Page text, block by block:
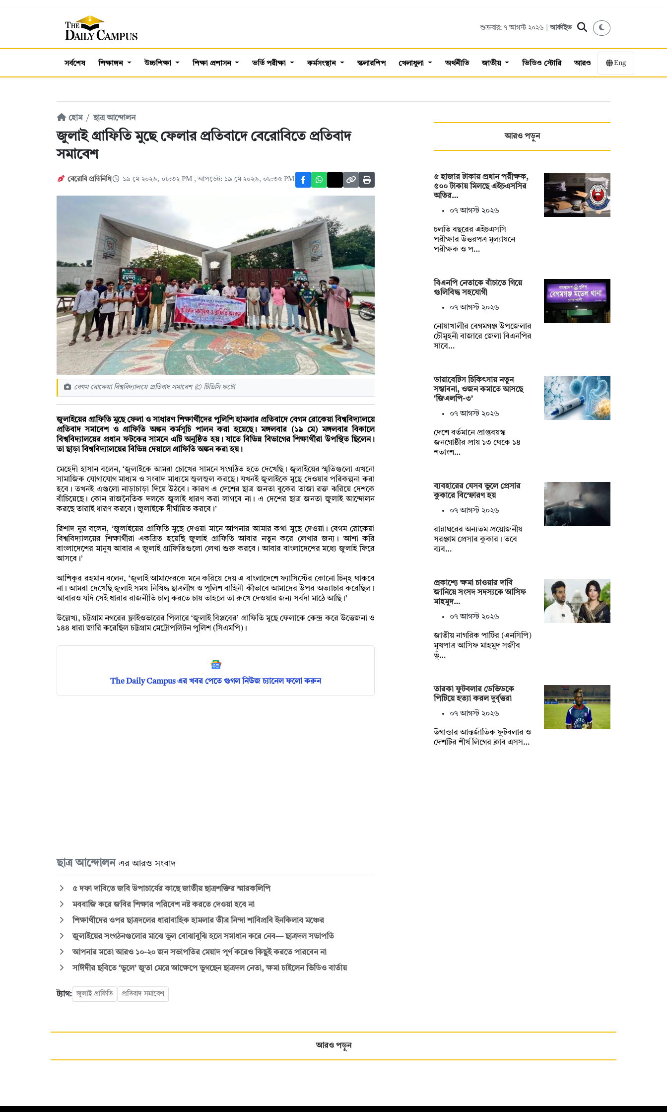
শুক্রবার; ৭ আগস্ট ২০২৬ |আর্কাইভ
সর্বশেষ শিক্ষাঙ্গন উচ্চশিক্ষা শিক্ষা প্রশাসন ভর্তি পরীক্ষা কর্মসংস্থান স্কলারশিপ খেলাধুলা অর্থনীতি জাতীয় ভিডিও স্টোরি আরও Eng
হোম ছাত্র আন্দোলন
জুলাই গ্রাফিতি মুছে ফেলার প্রতিবাদে বেরোবিতে প্রতিবাদ
সমাবেশ
বেরোবি প্রতিনিধি ১৯ মে ২০২৬, ০৮:৩২ PM , আপডেট: ১৯ মে ২০২৬, ০৮:৩৫ PM
বেগম রোকেয়া বিশ্ববিদ্যালয়ে প্রতিবাদ সমাবেশ © টিডিসি ফটো
জুলাইয়ের গ্রাফিতি মুছে ফেলা ও সাধারণ শিক্ষার্থীদের পুলিশি হামলার প্রতিবাদে বেগম রোকেয়া বিশ্ববিদ্যালয়ে
প্রতিবাদ সমাবেশ ও গ্রাফিতি অঙ্কন কর্মসূচি পালন করা হয়েছে। মঙ্গলবার‎ (১৯ মে) মঙ্গলবার বিকালে
বিশ্ববিদ্যালয়ের প্রধান ফটকের সামনে এটি অনুষ্ঠিত হয়। যাতে বিভিন্ন বিভাগের শিক্ষার্থীরা উপস্থিত ছিলেন।
তা ছাড়া বিশ্ববিদ্যালয়ের বিভিন্ন দেয়ালে গ্রাফিতি অঙ্কন করা হয়।
‎মেহেদী হাসান বলেন, ‘জুলাইকে আমরা চোখের সামনে সংগঠিত হতে দেখেছি। জুলাইয়ের স্মৃতিগুলো এখনো
সামাজিক যোগাযোগ মাধ্যম ও সংবাদ মাধ্যমে জ্বলজ্বল করছে। যখনই জুলাইকে মুছে দেওয়ার পরিকল্পনা করা
হবে। তখনই এগুলো নাড়াচাড়া দিয়ে উঠবে। কারণ এ দেশের ছাত্র জনতা বুকের তাজা রক্ত ঝরিয়ে দেশকে
বাঁচিয়েছে। কোন রাজনৈতিক দলকে জুলাই ধারণ করা লাগবে না। এ দেশের ছাত্র জনতা জুলাই আন্দোলন
করছে তারাই ধারণ করবে। জুলাইকে দীর্ঘায়িত করবে।’
‎রিশাদ নুর বলেন, ‘জুলাইয়ের গ্রাফিতি মুছে দেওয়া মানে আপনার আমার কথা মুছে দেওয়া। বেগম রোকেয়া
বিশ্ববিদ্যালয়ের শিক্ষার্থীরা একত্রিত হয়েছি জুলাই গ্রাফিতি আবার নতুন করে লেখার জন্য। আশা করি
বাংলাদেশের মানুষ আবার এ জুলাই গ্রাফিতিগুলো লেখা শুরু করবে। আবার বাংলাদেশের মধ্যে জুলাই ফিরে
আসবে।’
‎আশিকুর রহমান বলেন, ‘জুলাই আমাদেরকে মনে করিয়ে দেয় এ বাংলাদেশে ফ্যাসিস্টের কোনো চিন্হ থাকবে
না। আমরা দেখেছি জুলাই সময় নিষিদ্ধ ছাত্রলীগ ও পুলিশ বাহিনী কীভাবে আমাদের উপর অত্যাচার করেছিল।
আবারও যদি সেই ধারার রাজনীতি চালু করতে চায় তাহলে তা রুখে দেওয়ার জন্য সর্বদা মাঠে আছি।’
‎উল্লেখ্য, চট্টগ্রাম নগরের ফ্লাইওভারের পিলারে ‘জুলাই বিপ্লবের’ গ্রাফিতি মুছে ফেলাকে কেন্দ্র করে উত্তেজনা ও
১৪৪ ধারা জারি করেছিল চট্টগ্রাম মেট্রোপলিটন পুলিশ (সিএমপি)।
The Daily Campus এর খবর পেতে গুগল নিউজ চ্যানেল ফলো করুন
ছাত্র আন্দোলন এর আরও সংবাদ
৫ দফা দাবিতে জবি উপাচার্যের কাছে জাতীয় ছাত্রশক্তির স্মারকলিপি
মববাজি করে জবির শিক্ষার পরিবেশ নষ্ট করতে দেওয়া হবে না
শিক্ষার্থীদের ওপর ছাত্রদলের ধারাবাহিক হামলার তীব্র নিন্দা শাবিপ্রবি ইনকিলাব মঞ্চের
জুলাইয়ের সংগঠনগুলোর মাঝে ভুল বোঝাবুঝি হলে সমাধান করে নেব— ছাত্রদল সভাপতি
আপনার মতো আরও ১০-২০ জন সভাপতির মেয়াদ পূর্ণ করেও কিছুই করতে পারবেন না
সাঈদীর ছবিতে ‘ভুলে’ জুতা মেরে আক্ষেপে ভুগছেন ছাত্রদল নেতা, ক্ষমা চাইলেন ভিডিও বার্তায়
ট্যাগ: জুলাই গ্রাফিতি প্রতিবাদ সমাবেশ
আরও পড়ুন
৫ হাজার টাকায় প্রধান পরীক্ষক,
৫০০ টাকায় মিলছে এইচএসসির
অতির…
০৭ আগস্ট ২০২৬
চলতি বছরের এইচএসসি
পরীক্ষার উত্তরপত্র মূল্যায়নে
পরীক্ষক ও প…
বিএনপি নেতাকে বাঁচাতে গিয়ে
গুলিবিদ্ধ সহযোগী
০৭ আগস্ট ২০২৬
নোয়াখালীর বেগমগঞ্জ উপজেলার
চৌমুহনী বাজারে জেলা বিএনপির
সাবে…
ডায়াবেটিস চিকিৎসায় নতুন
সম্ভাবনা, ওজন কমাতে আসছে
‘জিএলপি-৩’
০৭ আগস্ট ২০২৬
দেশে বর্তমানে প্রাপ্তবয়স্ক
জনগোষ্ঠীর প্রায় ১৩ থেকে ১৪
শতাংশ…
ব্যবহারের যেসব ভুলে প্রেসার
কুকারে বিস্ফোরণ হয়
০৭ আগস্ট ২০২৬
রান্নাঘরের অন্যতম প্রয়োজনীয়
সরঞ্জাম প্রেসার কুকার। তবে
ব্যব…
প্রকাশ্যে ক্ষমা চাওয়ার দাবি
জানিয়ে সংসদ সদস্যকে আসিফ
মাহমুদ…
০৭ আগস্ট ২০২৬
জাতীয় নাগরিক পার্টির (এনসিপি)
মুখপাত্র আসিফ মাহমুদ সজীব
ভূঁ…
তারকা ফুটবলার ডেভিডকে
পিটিয়ে হত্যা করল দুর্বৃত্তরা
০৭ আগস্ট ২০২৬
উগান্ডার আন্তর্জাতিক ফুটবলার ও
দেশটির শীর্ষ লিগের ক্লাব এসস…
আরও পড়ুন